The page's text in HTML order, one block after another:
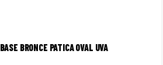
BASE BRONCE PATICA OVAL UVA